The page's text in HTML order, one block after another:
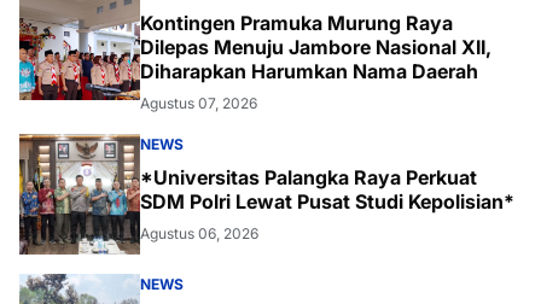
Kontingen Pramuka Murung Raya
Dilepas Menuju Jambore Nasional XII,
Diharapkan Harumkan Nama Daerah
Agustus 07, 2026
NEWS
*Universitas Palangka Raya Perkuat
SDM Polri Lewat Pusat Studi Kepolisian*
Agustus 06, 2026
NEWS